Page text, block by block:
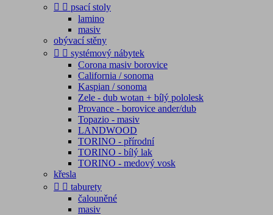
  psací stoly
lamino
masiv
obývací stěny
  systémový nábytek
Corona masiv borovice
California / sonoma
Kaspian / sonoma
Zele - dub wotan + bílý pololesk
Provance - borovice ander/dub
Topazio - masiv
LANDWOOD
TORINO - přírodní
TORINO - bílý lak
TORINO - medový vosk
křesla
  taburety
čalouněné
masiv